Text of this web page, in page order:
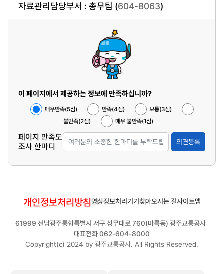
자료관리담당부서 : 총무팀 (604-8063)
이 페이지에서 제공하는 정보에 만족하십니까?
매우만족(5점) 만족(4점)
보통(3점)
불만족(2점)
매우 불만족(1점)
페이지 만족도
조사 한마디
의견등록
개인정보처리방침영상정보처리기기 찾아오시는 길사이트맵
61999 전남광주통합특별시 서구 상무대로 760(마륵동) 광주교통공사
대표전화 062-604-8000
Copyright(c) 2024 by 광주교통공사. All Rights Reserved.